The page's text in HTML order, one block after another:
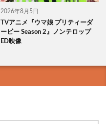
2026年8月5日
TVアニメ『ウマ娘 プリティーダ
ービー Season 2』ノンテロップ
ED映像